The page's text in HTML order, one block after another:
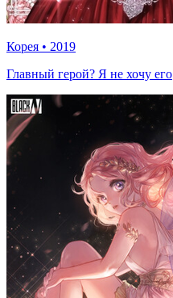
Корея • 2019
Главный герой? Я не хочу его